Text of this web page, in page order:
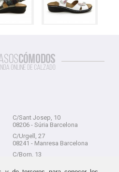
C/Sant Josep, 10
08206 - Súria Barcelona
C/Urgell, 27
08241 - Manresa Barcelona
C/Born, 13